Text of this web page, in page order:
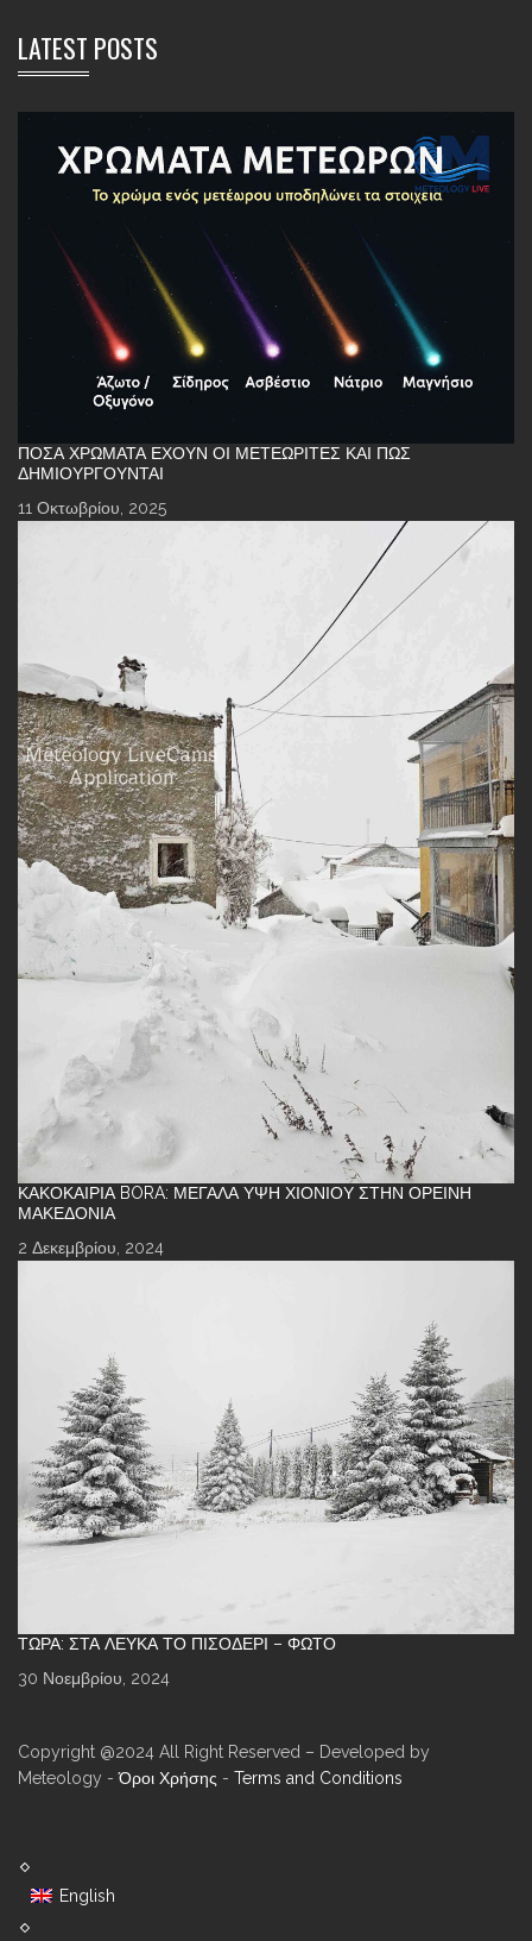
LATEST POSTS
ΠΌΣΑ ΧΡΏΜΑΤΑ ΈΧΟΥΝ ΟΙ ΜΕΤΕΩΡΊΤΕΣ ΚΑΙ ΠΏΣ
ΔΗΜΙΟΥΡΓΟΎΝΤΑΙ
11 Οκτωβρίου, 2025
ΚΑΚΟΚΑΙΡΊΑ BORA: ΜΕΓΆΛΑ ΎΨΗ ΧΙΟΝΙΟΎ ΣΤΗΝ ΟΡΕΙΝΉ
ΜΑΚΕΔΟΝΊΑ
2 Δεκεμβρίου, 2024
ΤΏΡΑ: ΣΤΑ ΛΕΥΚΆ ΤΟ ΠΙΣΟΔΈΡΙ – ΦΩΤΌ
30 Νοεμβρίου, 2024
Copyright @2024 All Right Reserved – Developed by
Meteology -Όροι Χρήσης - Terms and Conditions
English